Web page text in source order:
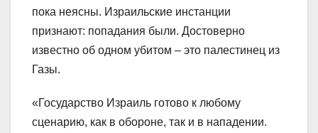
пока неясны. Израильские инстанции
признают: попадания были. Достоверно
известно об одном убитом – это палестинец из
Газы.
«Государство Израиль готово к любому
сценарию, как в обороне, так и в нападении.